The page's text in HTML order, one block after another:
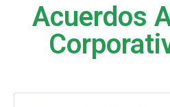
Acuerdos